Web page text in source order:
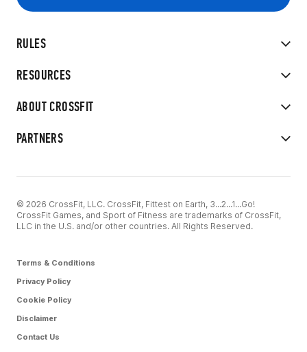
RULES
RESOURCES
ABOUT CROSSFIT
PARTNERS
© 2026 CrossFit, LLC. CrossFit, Fittest on Earth, 3...2...1...Go!
CrossFit Games, and Sport of Fitness are trademarks of CrossFit,
LLC in the U.S. and/or other countries. All Rights Reserved.
Terms & Conditions
Privacy Policy
Cookie Policy
Disclaimer
Contact Us